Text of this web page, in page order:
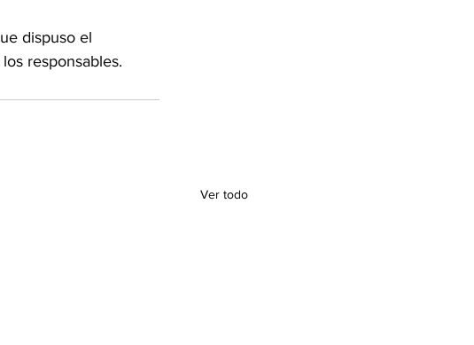
dispuso el
responsables.
Ver todo